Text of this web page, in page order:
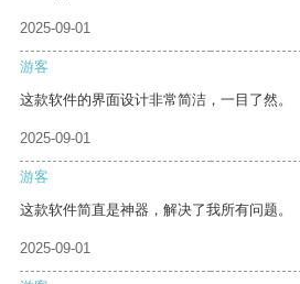
2025-09-01
游客
这款软件的界面设计非常简洁，一目了然。
2025-09-01
游客
这款软件简直是神器，解决了我所有问题。
2025-09-01